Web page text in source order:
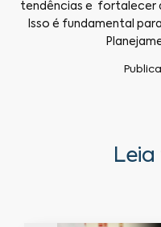
tendências e fortalecer
Isso é fundamental